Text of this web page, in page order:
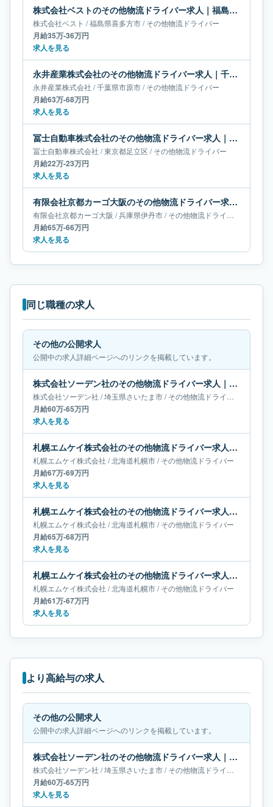
株式会社ベストのその他物流ドライバー求人｜福島県喜多方市｜月給35万-36万円
株式会社ベスト /福島県喜多方市/その他物流ドライバー
月給35万-36万円
求人を見る
永井産業株式会社のその他物流ドライバー求人｜千葉県市原市｜月給63万-68万円
永井産業株式会社 /千葉県市原市/その他物流ドライバー
月給63万-68万円
求人を見る
冨士自動車株式会社のその他物流ドライバー求人｜東京都足立区｜月給22万-23万円
冨士自動車株式会社 /東京都足立区 /その他物流ドライバー
月給22万-23万円
求人を見る
有限会社京都カーゴ大阪のその他物流ドライバー求人｜兵庫県伊丹市｜月給65万-66万円
有限会社京都カーゴ大阪 /兵庫県伊丹市/その他物流ドライバー
月給65万-66万円
求人を見る
同じ職種の求人
その他の公開求人
公開中の求人詳細ページへのリンクを掲載しています。
株式会社ソーデン社のその他物流ドライバー求人｜埼玉県さいたま市｜月給60万-65万円
株式会社ソーデン社 /埼玉県さいたま市/その他物流ドライバー
月給60万-65万円
求人を見る
札幌エムケイ株式会社のその他物流ドライバー求人｜北海道札幌市｜月給67万-69万円
札幌エムケイ株式会社 /北海道札幌市/その他物流ドライバー
月給67万-69万円
求人を見る
札幌エムケイ株式会社のその他物流ドライバー求人｜北海道札幌市｜月給65万-68万円
札幌エムケイ株式会社 /北海道札幌市/その他物流ドライバー
月給65万-68万円
求人を見る
札幌エムケイ株式会社のその他物流ドライバー求人｜北海道札幌市｜月給61万-67万円
札幌エムケイ株式会社 /北海道札幌市/その他物流ドライバー
月給61万-67万円
求人を見る
より高給与の求人
その他の公開求人
公開中の求人詳細ページへのリンクを掲載しています。
株式会社ソーデン社のその他物流ドライバー求人｜埼玉県さいたま市｜月給60万-65万円
株式会社ソーデン社 /埼玉県さいたま市/その他物流ドライバー
月給60万-65万円
求人を見る